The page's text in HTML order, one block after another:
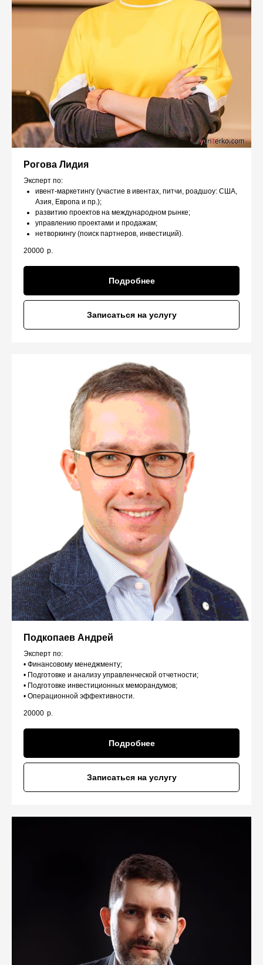
Рогова Лидия
Эксперт по:
ивент-маркетингу (участие в ивентах, питчи, роадшоу: США,
Азия, Европа и пр.);
развитию проектов на международном рынке;
управлению проектами и продажам;
нетворкингу (поиск партнеров, инвестиций).
20000 р.
Подробнее
Записаться на услугу
Подкопаев Андрей
Эксперт по:
• Финансовому менеджменту;
• Подготовке и анализу управленческой отчетности;
• Подготовке инвестиционных меморандумов;
• Операционной эффективности.
20000 р.
Подробнее
Записаться на услугу